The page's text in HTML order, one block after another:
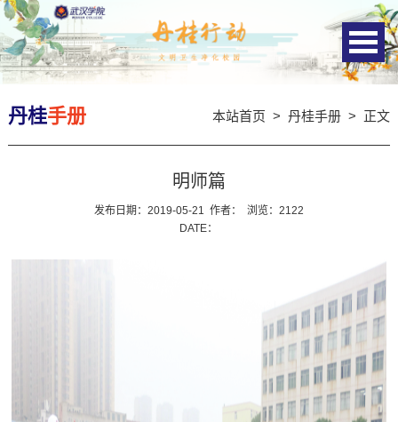
丹桂手册 本站首页 >丹桂手册 > 正文
明师篇
发布日期：2019-05-21 作者： 浏览： 2122
DATE：